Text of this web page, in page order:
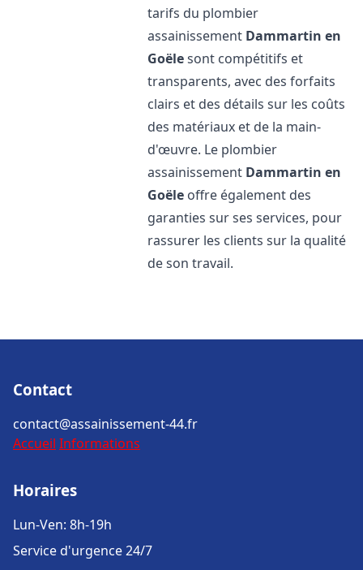
tarifs du plombier
assainissement Dammartin en
Goëlesont compétitifs et
transparents, avec des forfaits
clairs et des détails sur les coûts
des matériaux et de la main-
d'œuvre. Le plombier
assainissement Dammartin en
Goële offre également des
garanties sur ses services, pour
rassurer les clients sur la qualité
de son travail.
Contact
contact@assainissement-44.fr
Accueil Informations
Horaires
Lun-Ven: 8h-19h
Service d'urgence 24/7